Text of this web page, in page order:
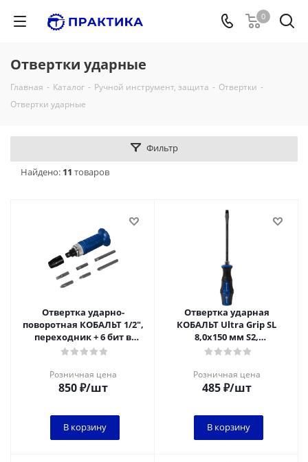
0
Отвертки ударные
Главная - Каталог - Ручной инструмент, защита - Отвертки -
Отвертки ударные
Фильтр
Найдено: 11 товаров
Отвертка ударно-
поворотная КОБАЛЬТ 1/2",
переходник + 6 бит в
комплекте, биты из хром-
Розничная цена
850₽/шт
В корзину
Отвертка ударная
КОБАЛЬТ Ultra Grip SL
8,0x150 мм S2,
двухкомпонентная
Розничная цена
485₽/шт
В корзину